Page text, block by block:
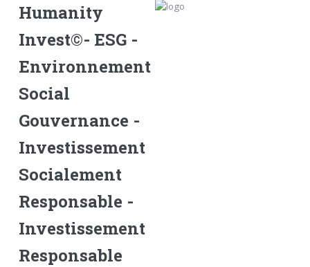
Humanity
Invest©- ESG -
Environnement
Social
Gouvernance -
Investissement
Socialement
Responsable -
Investissement
Responsable